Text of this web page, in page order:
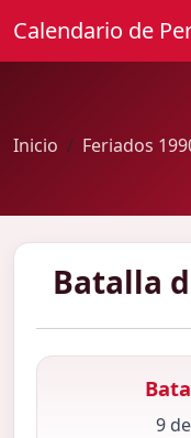
Calendario de
Inicio Feriados
Batalla
9